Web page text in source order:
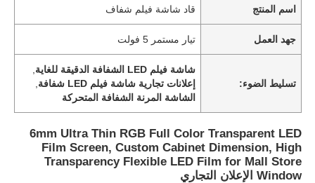
اسم المنتج قاد شاشة فيلم شفاف
جهد العمل تيار مستمر 5 فولت
تسليط الضوء:
شاشة فيلم LED الشفافة الدقيقة للغاية
إعلانات تجارية شاشة فيلم LED شفافة
الشاشة المرنة الشفافة المتحركة
6mm Ultra Thin RGB Full Color Transparent LED
Film Screen, Custom Cabinet Dimension, High
Transparency Flexible LED Film for Mall Store
Window الإعلان التجاري